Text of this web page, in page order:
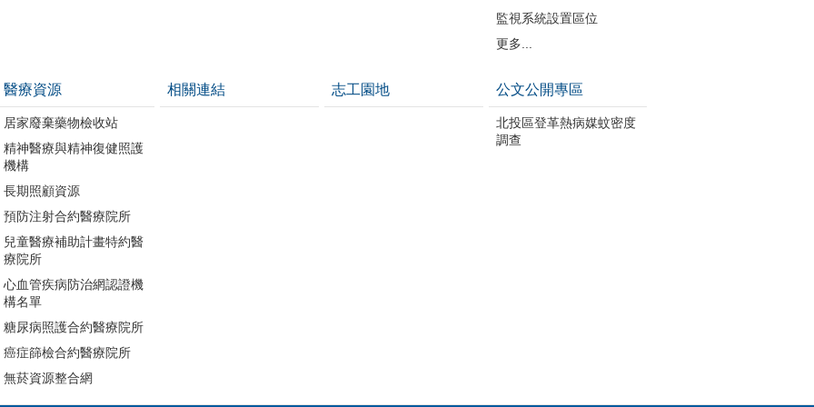
監視系統設置區位
更多...
醫療資源
居家廢棄藥物檢收站
精神醫療與精神復健照護
機構
長期照顧資源
預防注射合約醫療院所
兒童醫療補助計畫特約醫
療院所
心血管疾病防治網認證機
構名單
糖尿病照護合約醫療院所
癌症篩檢合約醫療院所
無菸資源整合網
相關連結 志工園地 公文公開專區
北投區登革熱病媒蚊密度
調查